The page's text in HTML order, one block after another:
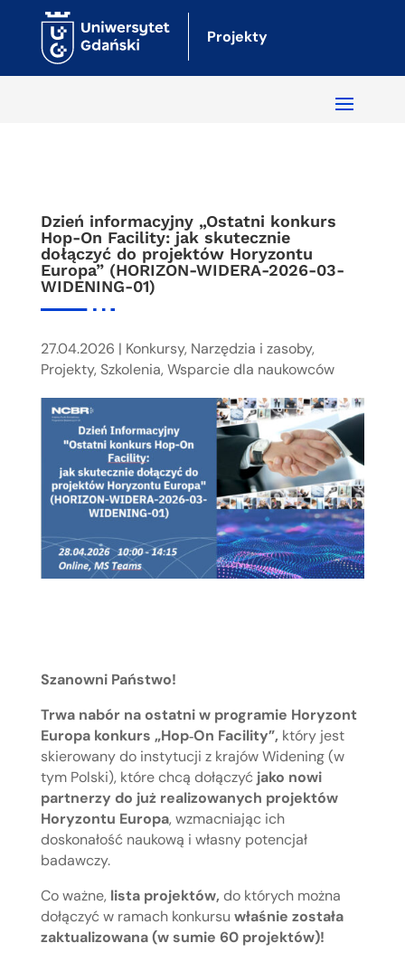
Projekty
Dzień informacyjny „Ostatni konkurs
Hop-On Facility: jak skutecznie
dołączyć do projektów Horyzontu
Europa” (HORIZON-WIDERA-2026-03-
WIDENING-01)
27.04.2026 | Konkursy, Narzędzia i zasoby,
Projekty,Szkolenia,Wsparcie dla naukowców
Szanowni Państwo!
Trwa nabór na ostatni w programie Horyzont
Europa konkurs „Hop‑On Facility”, który jest
skierowany do instytucji z krajów Widening (w
tym Polski), które chcą dołączyć jako nowi
partnerzy do już realizowanych projektów
Horyzontu Europa, wzmacniając ich
doskonałość naukową i własny potencjał
badawczy.
Co ważne,lista projektów, do których można
dołączyć w ramach konkursu właśnie została
zaktualizowana (w sumie 60 projektów)!